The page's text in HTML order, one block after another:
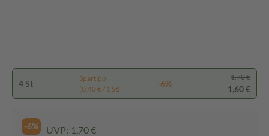
4 St
Spartipp
(0,40 € / 1 St)
-6%
1,70 €
1,60 €
-6% UVP: 1,70 €